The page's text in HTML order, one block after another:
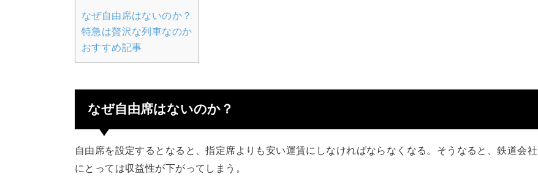
なぜ自由席はないのか？
特急は贅沢な列車なのか
おすすめ記事
なぜ自由席はないのか？
自由席を設定するとなると、指定席よりも安い運賃にしなければならなくなる。そうなると、鉄道会社
にとっては収益性が下がってしまう。